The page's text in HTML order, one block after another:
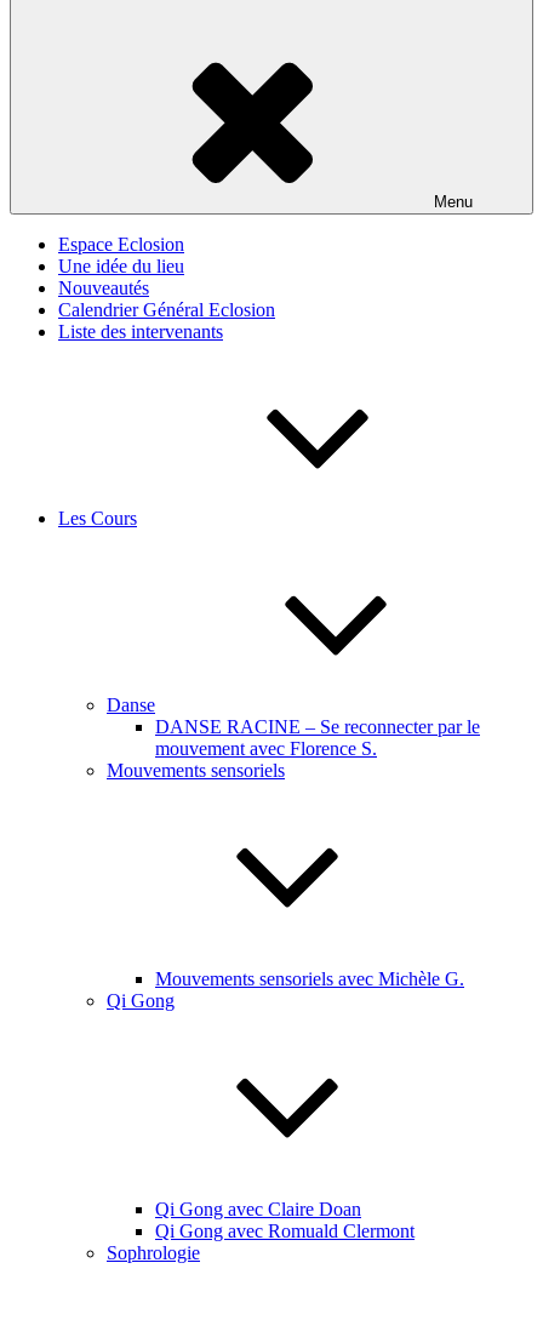
Menu
Espace Eclosion
Une idée du lieu
Nouveautés
Calendrier Général Eclosion
Liste des intervenants
Les Cours
Danse
DANSE RACINE – Se reconnecter par le
mouvement avec Florence S.
Mouvements sensoriels
Mouvements sensoriels avec Michèle G.
Qi Gong
Qi Gong avec Claire Doan
Qi Gong avec Romuald Clermont
Sophrologie